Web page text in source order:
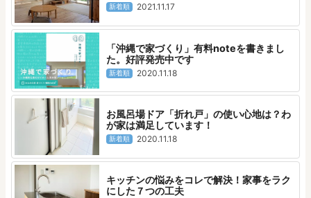
新着順 2021.11.17
「沖縄で家づくり」有料noteを書きまし
た。好評発売中です
新着順 2020.11.18
お風呂場ドア「折れ戸」の使い心地は？わ
が家は満足しています！
新着順 2020.11.18
キッチンの悩みをコレで解決！家事をラク
にした７つの工夫